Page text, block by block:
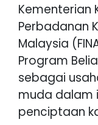
Kementerian
Perbadanan
Malaysia
Program
sebagai
muda dalam
penciptaan